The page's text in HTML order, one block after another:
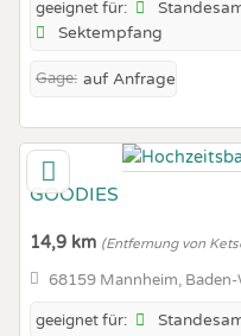
geeignet für:
Sektempfang
Gage: auf Anfrage
GOODIES
14,9 km (Entfernung von
68159 Mannheim,
geeignet für: